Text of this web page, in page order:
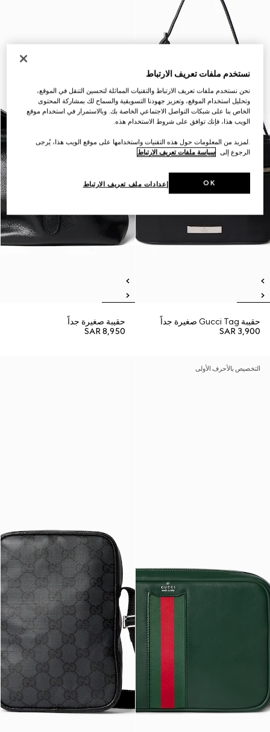
حقيبة Gucci Tag صغيرة جداً
SAR 3,900
حقيبة صغيرة جداً
SAR 8,950
التخصيص بالأحرف الأولى
نستخدم ملفات تعريف الارتباط
نحن نستخدم ملفات تعريف الارتباط والتقنيات المماثلة لتحسين التنقل في الموقع،
وتحليل استخدام الموقع، وتعزيز جهودنا التسويقية والسماح لك بمشاركة المحتوى
الخاص بنا على شبكات التواصل الاجتماعي الخاصة بك. وبالاستمرار في استخدام موقع
الويب هذا، فإنك توافق على شروط الاستخدام هذه.
.لمزيد من المعلومات حول هذه التقنيات واستخدامها على موقع الويب هذا، يُرجى
الرجوع إلى سياسة ملفات تعريف الارتباط
إعدادات ملف تعريف الارتباط OK